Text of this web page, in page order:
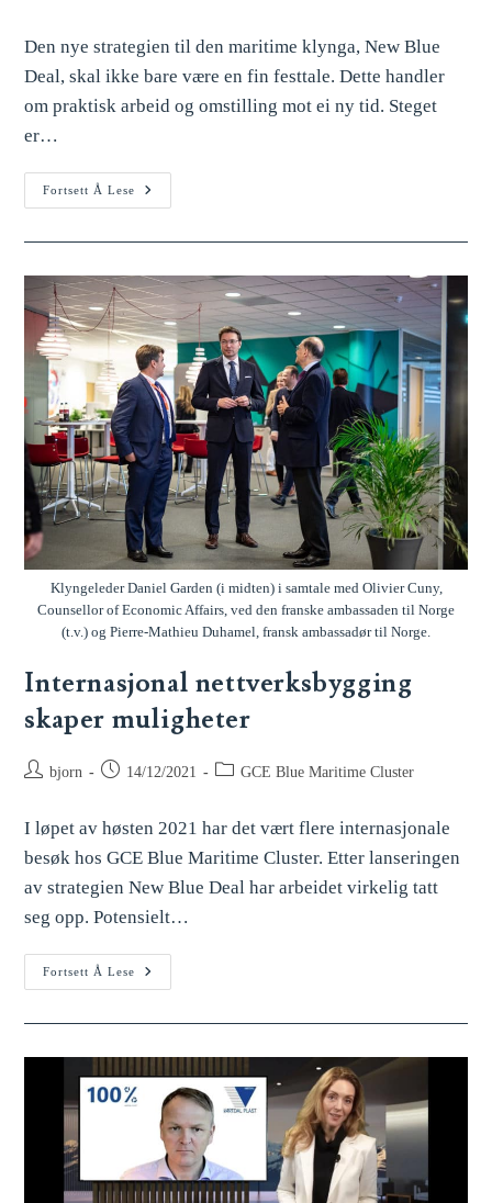
Den nye strategien til den maritime klynga, New Blue
Deal, skal ikke bare være en fin festtale. Dette handler
om praktisk arbeid og omstilling mot ei ny tid. Steget
er…
Fortsett Å Lese
Klyngeleder Daniel Garden (i midten) i samtale med Olivier Cuny,
Counsellor of Economic Affairs, ved den franske ambassaden til Norge
(t.v.) og Pierre-Mathieu Duhamel, fransk ambassadør til Norge.
Internasjonal nettverksbygging
skaper muligheter
bjorn 14/12/2021 GCE Blue Maritime Cluster
I løpet av høsten 2021 har det vært flere internasjonale
besøk hos GCE Blue Maritime Cluster. Etter lanseringen
av strategien New Blue Deal har arbeidet virkelig tatt
seg opp. Potensielt…
Fortsett Å Lese